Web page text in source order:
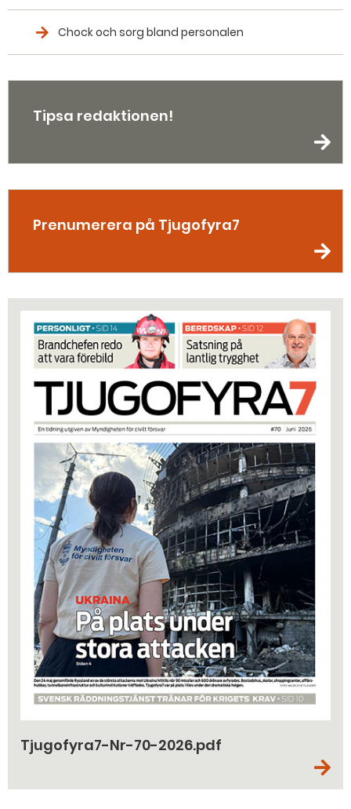
Chock och sorg bland personalen
Tipsa redaktionen!
Prenumerera på Tjugofyra7
Tjugofyra7-Nr-70-2026.pdf